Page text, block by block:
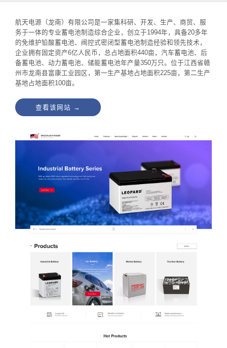
航天电源（龙南）有限公司是一家集科研、开发、生产、商贸、服
务于一体的专业蓄电池制造综合企业，创立于1994年，具备20多年
的免维护铅酸蓄电池、阀控式密闭型蓄电池制造经验和领先技术，
企业拥有固定资产6亿人民币，总占地面积440亩，汽车蓄电池、后
备蓄电池、动力蓄电池、储能蓄电池年产量350万只。位于江西省赣
州市龙南县富康工业园区，第一生产基地占地面积225亩，第二生产
基地占地面积100亩。
查看该网站 →